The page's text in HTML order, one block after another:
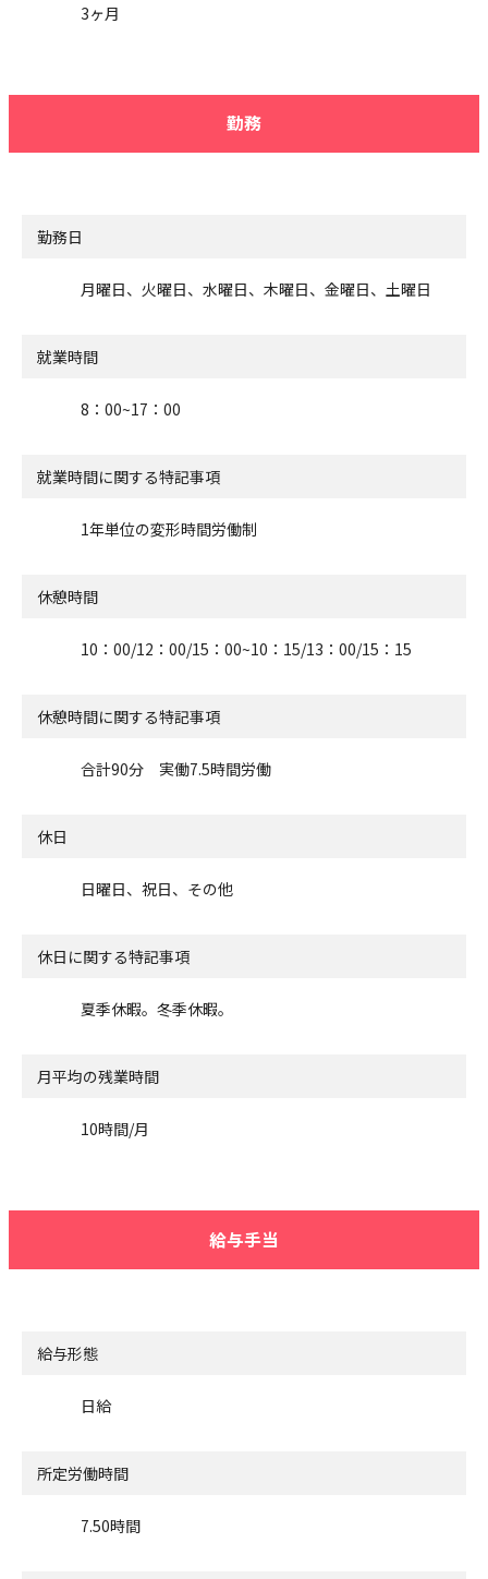
3ヶ月
勤務
勤務日
月曜日、火曜日、水曜日、木曜日、金曜日、土曜日
就業時間
8：00~17：00
就業時間に関する特記事項
1年単位の変形時間労働制
休憩時間
10：00/12：00/15：00~10：15/13：00/15：15
休憩時間に関する特記事項
合計90分 実働7.5時間労働
休日
日曜日、祝日、その他
休日に関する特記事項
夏季休暇。冬季休暇。
月平均の残業時間
10時間/月
給与手当
給与形態
日給
所定労働時間
7.50時間